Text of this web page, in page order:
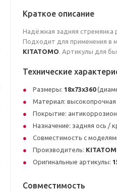
Краткое описание
Надёжная задняя стремянка
Подходит для применения в
KITATOMO. Артикулы для
Технические
Размеры: 18x73x360
Материал: высокопрочная
Покрытие:
Назначение: задняя ось /
Совместимость с
Производитель:
Оригинальные артикулы:
Совместимость